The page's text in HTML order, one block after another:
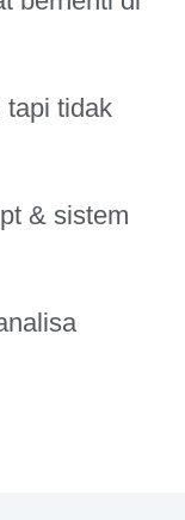
tapi tidak
& sistem